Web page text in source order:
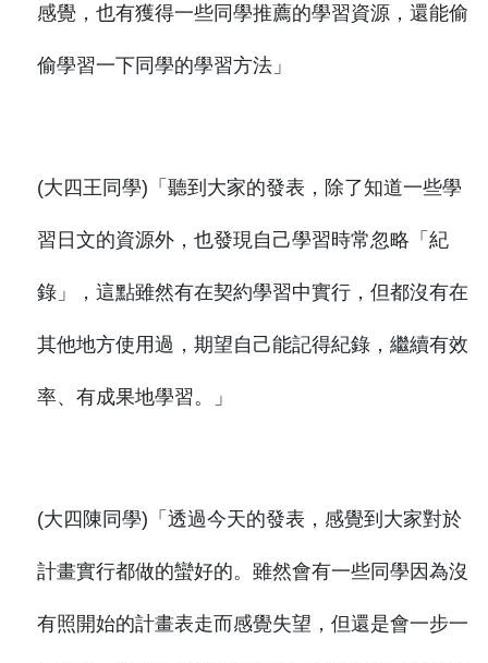
感覺，也有獲得一些同學推薦的學習資源，還能偷
偷學習一下同學的學習方法」
(大四王同學)「聽到大家的發表，除了知道一些學
習日文的資源外，也發現自己學習時常忽略「紀
錄」，這點雖然有在契約學習中實行，但都沒有在
其他地方使用過，期望自己能記得紀錄，繼續有效
率、有成果地學習。」
(大四陳同學)「透過今天的發表，感覺到大家對於
計畫實行都做的蠻好的。雖然會有一些同學因為沒
有照開始的計畫表走而感覺失望，但還是會一步一